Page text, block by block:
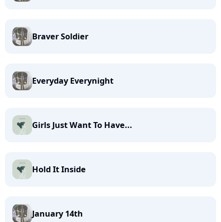
Braver Soldier
Everyday Everynight
Girls Just Want To Have...
Hold It Inside
January 14th